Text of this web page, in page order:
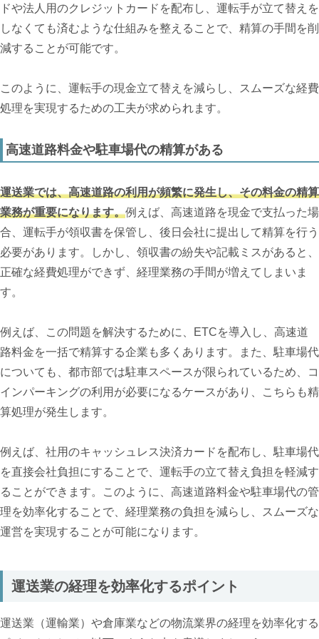
ドや法人用のクレジットカードを配布し、運転手が立て替えを
しなくても済むような仕組みを整えることで、精算の手間を削
減することが可能です。
このように、運転手の現金立て替えを減らし、スムーズな経費
処理を実現するための工夫が求められます。
高速道路料金や駐車場代の精算がある
運送業では、高速道路の利用が頻繁に発生し、その料金の精算
業務が重要になります。例えば、高速道路を現金で支払った場
合、運転手が領収書を保管し、後日会社に提出して精算を行う
必要があります。しかし、領収書の紛失や記載ミスがあると、
正確な経費処理ができず、経理業務の手間が増えてしまいま
す。
例えば、この問題を解決するために、ETCを導入し、高速道
路料金を一括で精算する企業も多くあります。また、駐車場代
についても、都市部では駐車スペースが限られているため、コ
インパーキングの利用が必要になるケースがあり、こちらも精
算処理が発生します。
例えば、社用のキャッシュレス決済カードを配布し、駐車場代
を直接会社負担にすることで、運転手の立て替え負担を軽減す
ることができます。このように、高速道路料金や駐車場代の管
理を効率化することで、経理業務の負担を減らし、スムーズな
運営を実現することが可能になります。
運送業の経理を効率化するポイント
運送業（運輸業）や倉庫業などの物流業界の経理を効率化する